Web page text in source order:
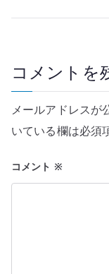
ゲ
ー
シ
ン
コメントを
メールアドレスが
いている欄は必須
コメント ※